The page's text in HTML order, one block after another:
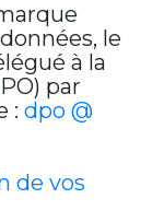
le
à la
par
: dpo @
de vos